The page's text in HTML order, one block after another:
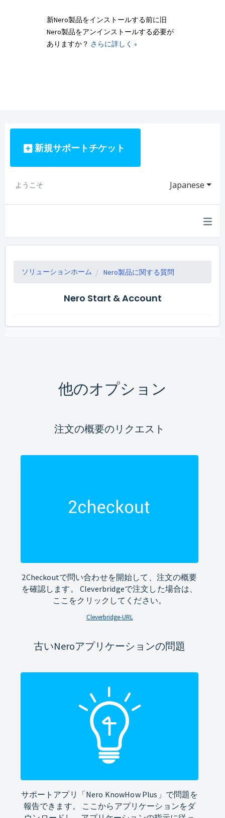
新Nero製品をインストールする前に旧
Nero製品をアンインストールする必要が
ありますか？ さらに詳しく »
新規サポートチケット
Japanese
ようこそ
ソリューションホーム Nero製品に関する質問
Nero Start & Account
他のオプション
注文の概要のリクエスト
2Checkoutで問い合わせを開始して、注文の概要
を確認します。 Cleverbridgeで注文した場合は、
ここをクリックしてください。
Cleverbridge-URL
古いNeroアプリケーションの問題
サポートアプリ「Nero KnowHow Plus」で問題を
報告できます。 ここからアプリケーションをダ